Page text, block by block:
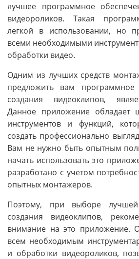
лучшее программное
видеороликов. Такая
легкой в использовании, но
всеми необходимыми
обработки видео.
Одним из лучших средств
предложить вам программное
создания видеоклипов,
Данное приложение обладает
инструментов и функций,
создать профессионально
Вам не нужно быть опытным
начать использовать это
разработано с учетом
опытных монтажеров.
Поэтому, при выборе
создания видеоклипов,
внимание на это приложение.
всем необходимым
и обработки видеороликов,